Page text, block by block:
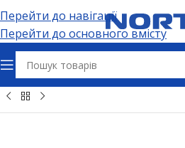
Перейти до навігації
Перейти до основного вмісту
розʼєми та адаптери